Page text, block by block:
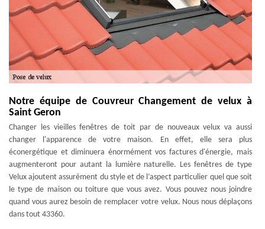
Notre équipe de Couvreur Changement de velux à
Saint Geron
Changer les vieilles fenêtres de toit par de nouveaux velux va aussi
changer l'apparence de votre maison. En effet, elle sera plus
éconergétique et diminuera énormément vos factures d'énergie, mais
augmenteront pour autant la lumière naturelle. Les fenêtres de type
Velux ajoutent assurément du style et de l’aspect particulier quel que soit
le type de maison ou toiture que vous avez. Vous pouvez nous joindre
quand vous aurez besoin de remplacer votre velux. Nous nous déplaçons
dans tout 43360.